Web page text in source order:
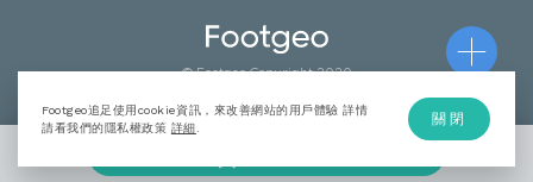
© Footgeo Copyright 2020
Footgeo追足使用cookie資訊，來改善網站的用戶體驗 詳情
請看我們的隱私權政策 詳細
關閉